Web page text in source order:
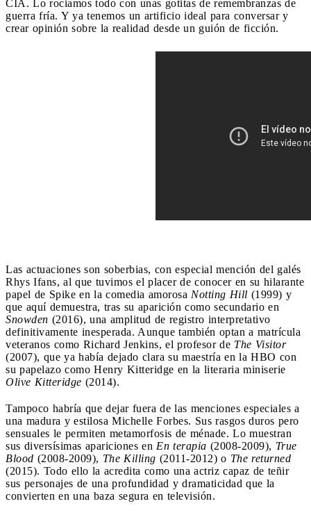
CIA. Lo rociamos todo con unas gotitas de remembranzas de
guerra fría. Y ya tenemos un artificio ideal para conversar y
crear opinión sobre la realidad desde un guión de ficción.
Las actuaciones son soberbias, con especial mención del galés
Rhys Ifans, al que tuvimos el placer de conocer en su hilarante
papel de Spike en la comedia amorosa Notting Hill (1999) y
que aquí demuestra, tras su aparición como secundario en
Snowden (2016), una amplitud de registro interpretativo
definitivamente inesperada. Aunque también optan a matrícula
veteranos como Richard Jenkins, el profesor de The Visitor
(2007), que ya había dejado clara su maestría en la HBO con
su papelazo como Henry Kitteridge en la literaria miniserie
Olive Kitteridge (2014).
Tampoco habría que dejar fuera de las menciones especiales a
una madura y estilosa Michelle Forbes. Sus rasgos duros pero
sensuales le permiten metamorfosis de ménade. Lo muestran
sus diversísimas apariciones en En terapia (2008-2009), True
Blood (2008-2009), The Killing (2011-2012) o The returned
(2015). Todo ello la acredita como una actriz capaz de teñir
sus personajes de una profundidad y dramaticidad que la
convierten en una baza segura en televisión.